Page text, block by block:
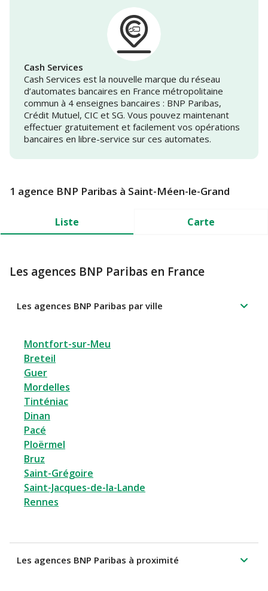
Cash Services
Cash Services est la nouvelle marque du réseau
d’automates bancaires en France métropolitaine
commun à 4 enseignes bancaires : BNP Paribas,
Crédit Mutuel, CIC et SG. Vous pouvez maintenant
effectuer gratuitement et facilement vos opérations
bancaires en libre-service sur ces automates.
1 agence BNP Paribas à Saint-Méen-le-Grand
Liste Carte
Les agences BNP Paribas en France
Les agences BNP Paribas par ville
Montfort-sur-Meu
Breteil
Guer
Mordelles
Tinténiac
Dinan
Pacé
Ploërmel
Bruz
Saint-Grégoire
Saint-Jacques-de-la-Lande
Rennes
Les agences BNP Paribas à proximité